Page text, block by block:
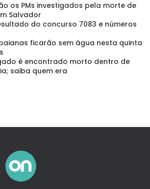
os PMs investigados pela morte de
Salvador
do concurso 7083 e números
ficarão sem água nesta quinta
é encontrado morto dentro de
saiba quem era